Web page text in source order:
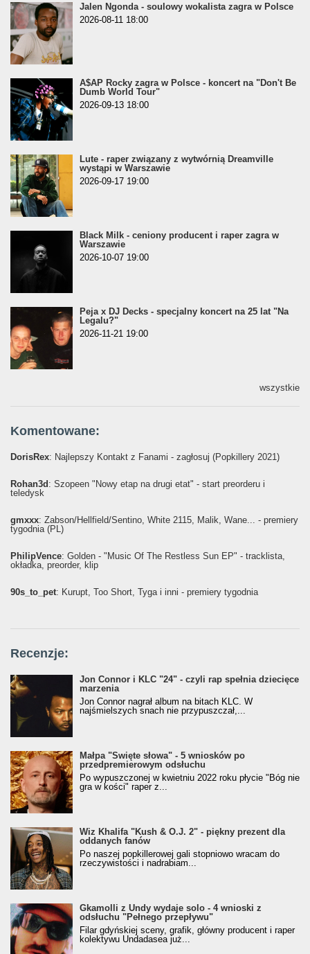
Jalen Ngonda - soulowy wokalista zagra w Polsce
2026-08-11 18:00
A$AP Rocky zagra w Polsce - koncert na "Don't Be
Dumb World Tour"
2026-09-13 18:00
Lute - raper związany z wytwórnią Dreamville
wystąpi w Warszawie
2026-09-17 19:00
Black Milk - ceniony producent i raper zagra w
Warszawie
2026-10-07 19:00
Peja x DJ Decks - specjalny koncert na 25 lat "Na
Legalu?"
2026-11-21 19:00
wszystkie
Komentowane:
DorisRex: Najlepszy Kontakt z Fanami - zagłosuj (Popkillery 2021)
Rohan3d: Szopeen "Nowy etap na drugi etat" - start preorderu i
teledysk
gmxxx: Żabson/Hellfield/Sentino, White 2115, Malik, Wane... - premiery
tygodnia (PL)
PhilipVence: Golden - "Music Of The Restless Sun EP" - tracklista,
okładka, preorder, klip
90s_to_pet: Kurupt, Too Short, Tyga i inni - premiery tygodnia
Recenzje:
Jon Connor i KLC "24" - czyli rap spełnia dziecięce
marzenia
Jon Connor nagrał album na bitach KLC. W
najśmielszych snach nie przypuszczał,...
Małpa "Święte słowa" - 5 wniosków po
przedpremierowym odsłuchu
Po wypuszczonej w kwietniu 2022 roku płycie "Bóg nie
gra w kości" raper z...
Wiz Khalifa "Kush & O.J. 2" - piękny prezent dla
oddanych fanów
Po naszej popkillerowej gali stopniowo wracam do
rzeczywistości i nadrabiam...
Gkamolli z Undy wydaje solo - 4 wnioski z
odsłuchu "Pełnego przepływu"
Filar gdyńskiej sceny, grafik, główny producent i raper
kolektywu Undadasea już...